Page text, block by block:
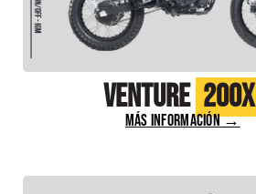
Venture 200X
MÁS INFORMACIÓN →